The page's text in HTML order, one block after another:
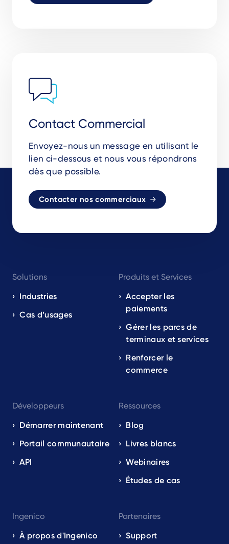
Contact Commercial
Envoyez-nous un message en utilisant le
lien ci-dessous et nous vous répondrons
dès que possible.
Contacter nos commerciaux
navigation
EN
Solutions
Industries
Cas d’usages
Produits et Services
Accepter les
paiements
Gérer les parcs de
terminaux et services
Renforcer le
commerce
Développeurs
Démarrer maintenant
Portail communautaire
API
Ressources
Blog
Livres blancs
Webinaires
Études de cas
Ingenico
À propos d'Ingenico
Partenaires
Support